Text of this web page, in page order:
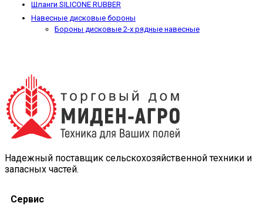
Шланги SILICONE RUBBER
Навесные дисковые бороны
Бороны дисковые 2-х рядные навесные
Надежный поставщик сельскохозяйственной техники и
запасных частей.
Сервис